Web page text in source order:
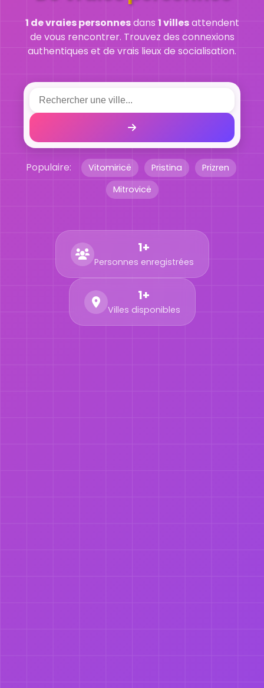
1 de vraies personnesdans 1 villesattendent
de vous rencontrer. Trouvez des connexions
authentiques et de vrais lieux de socialisation.
Populaire: Vitomiricë Pristina
Prizren
Mitrovicë
1+
Personnes enregistrées
1+
Villes disponibles